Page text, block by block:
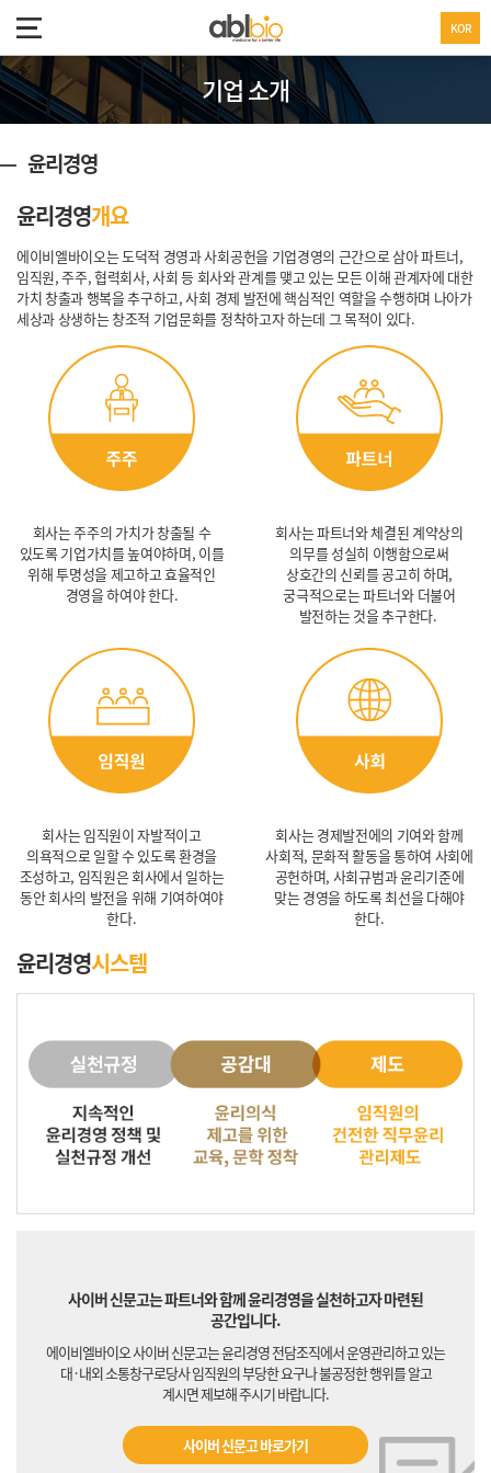
KOR
기업 소개
윤리경영
윤리경영개요
에이비엘바이오는 도덕적 경영과 사회공헌을 기업경영의 근간으로 삼아 파트너,
임직원, 주주, 협력회사, 사회 등 회사와 관계를 맺고 있는 모든 이해 관계자에 대한
가치 창출과 행복을 추구하고, 사회 경제 발전에 핵심적인 역할을 수행하며 나아가
세상과 상생하는 창조적 기업문화를 정착하고자 하는데 그 목적이 있다.
회사는 주주의 가치가 창출될 수
있도록 기업가치를 높여야하며, 이를
위해 투명성을 제고하고 효율적인
경영을 하여야 한다.
회사는 파트너와 체결된 계약상의
의무를 성실히 이행함으로써
상호간의 신뢰를 공고히 하며,
궁극적으로는 파트너와 더불어
발전하는 것을 추구한다.
회사는 임직원이 자발적이고
의욕적으로 일할 수 있도록 환경을
조성하고, 임직원은 회사에서 일하는
동안 회사의 발전을 위해 기여하여야
한다.
회사는 경제발전에의 기여와 함께
사회적, 문화적 활동을 통하여 사회에
공헌하며, 사회규범과 윤리기준에
맞는 경영을 하도록 최선을 다해야
한다.
윤리경영시스템
사이버 신문고는 파트너와 함께 윤리경영을 실천하고자 마련된
공간입니다.
에이비엘바이오 사이버 신문고는 윤리경영 전담조직에서 운영관리하고 있는
대·내외 소통창구로당사 임직원의 부당한 요구나 불공정한 행위를 알고
계시면 제보해 주시기 바랍니다.
사이버 신문고 바로가기